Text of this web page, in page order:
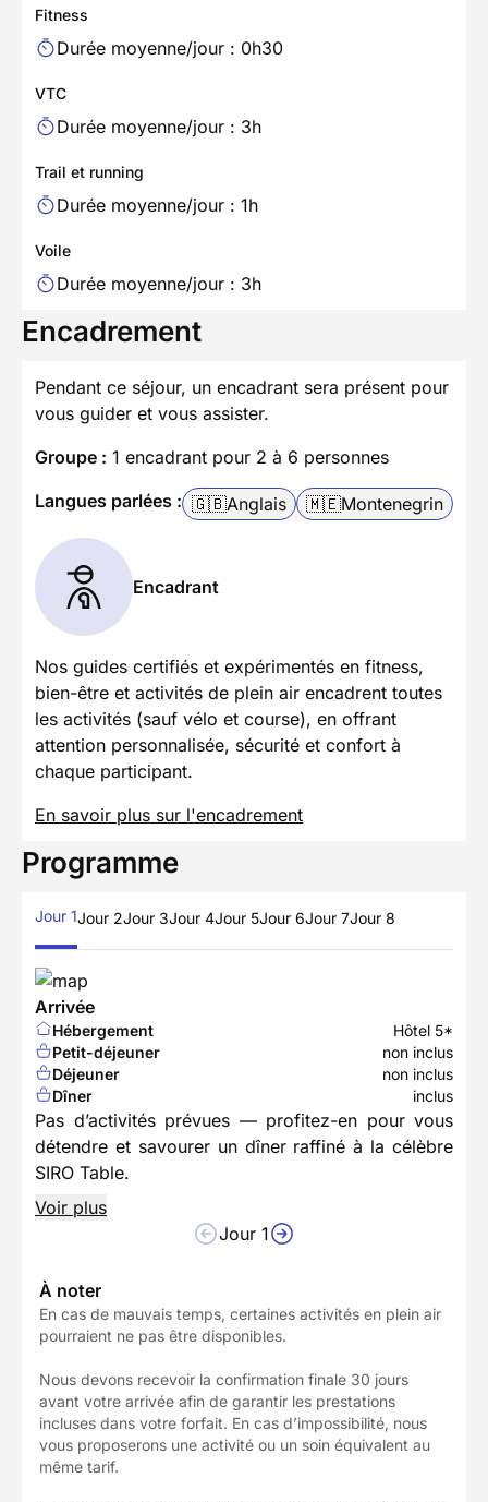
Fitness
Durée moyenne/jour : 0h30
VTC
Durée moyenne/jour : 3h
Trail et running
Durée moyenne/jour : 1h
Voile
Durée moyenne/jour : 3h
Encadrement
Pendant ce séjour, un encadrant sera présent pour
vous guider et vous assister.
Groupe : 1 encadrant pour 2 à 6 personnes
Langues parlées : 🇬🇧Anglais 🇲🇪Montenegrin
Encadrant
Nos guides certifiés et expérimentés en fitness,
bien-être et activités de plein air encadrent toutes
les activités (sauf vélo et course), en offrant
attention personnalisée, sécurité et confort à
chaque participant.
En savoir plus sur l'encadrement
Programme
Jour 1Jour 2Jour 3Jour 4Jour 5Jour 6Jour 7Jour 8
Arrivée
Hébergement
Hôtel 5*
Petit-déjeuner
non inclus
Déjeuner
non inclus
Dîner
inclus
Pas d’activités prévues — profitez-en pour vous
détendre et savourer un dîner raffiné à la célèbre
SIRO Table.
Voir plus
Jour 1
À noter
En cas de mauvais temps, certaines activités en plein air
pourraient ne pas être disponibles.
Nous devons recevoir la confirmation finale 30 jours
avant votre arrivée afin de garantir les prestations
incluses dans votre forfait. En cas d’impossibilité, nous
vous proposerons une activité ou un soin équivalent au
même tarif.